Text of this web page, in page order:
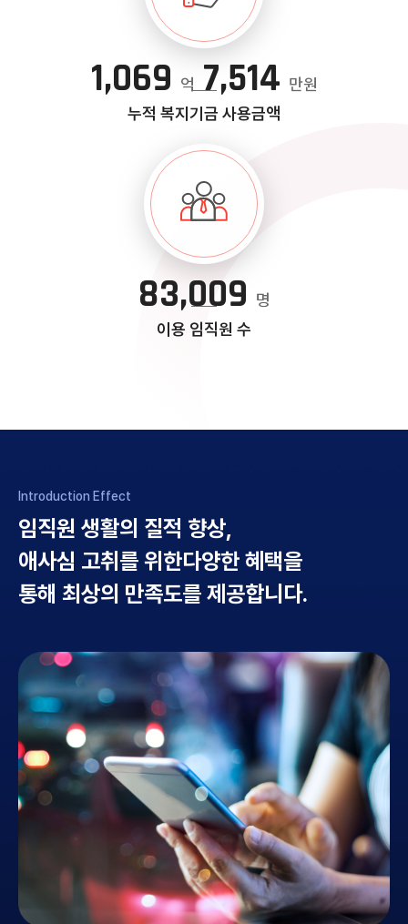
1,069 억7,514 만원
누적 복지기금 사용금액
83,009 명
이용 임직원 수
Introduction Effect
임직원 생활의 질적 향상,
애사심 고취를 위한다양한 혜택을
통해 최상의 만족도를 제공합니다.